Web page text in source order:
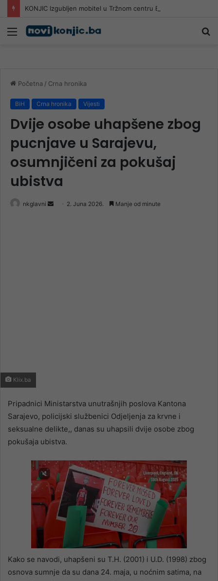
Meni
Početna / Crna hronika
BiH Crna hronika Vijesti
Dvije osobe uhapšene zbog
pucnjave u Sarajevu,
osumnjičeni za pokušaj
ubistva
nkglavni
Send 2. Juna 2026. Manje od minute
Klix.ba
Pripadnici Ministarstva unutrašnjih poslova Kantona
Sarajevo, policijski službenici Odjeljenja za krvne i
seksualne delikte,, danas su uhapsili dvije osobe zbog
pokušaja ubistva.
Kako se navodi, uhapšeni su T.H. (2001) i U.D. (1998) zbog
osnova sumnje da su dana 24. maja, u noćnim satima, na